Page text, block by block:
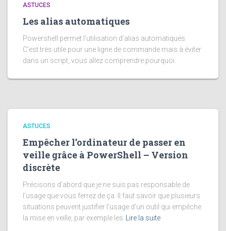
ASTUCES
Les alias automatiques
Powershell permet l’utilisation d’alias automatiques.
C’est très utile pour une ligne de commande mais à éviter
dans un script, vous allez comprendre pourquoi.
ASTUCES
Empêcher l’ordinateur de passer en
veille grâce à PowerShell – Version
discrète
Précisons d’abord que je ne suis pas responsable de
l’usage que vous ferrez de ça. Il faut savoir que plusieurs
situations peuvent justifier l’usage d’un outil qui empêche
la mise en veille, par exemple les
Lire la suite